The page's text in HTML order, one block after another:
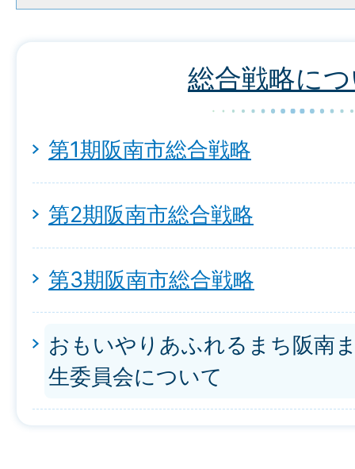
総合戦略に
第1期阪南市総合戦略
第2期阪南市総合戦略
第3期阪南市総合戦略
おもいやりあふれるまち阪南
生委員会について